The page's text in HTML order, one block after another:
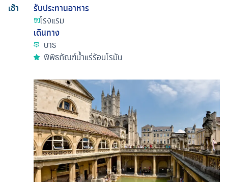
เช้า
รับประทานอาหาร
โรงแรม
เดินทาง
บาธ
พิพิธภัณฑ์น้ำแร่ร้อนโรมัน